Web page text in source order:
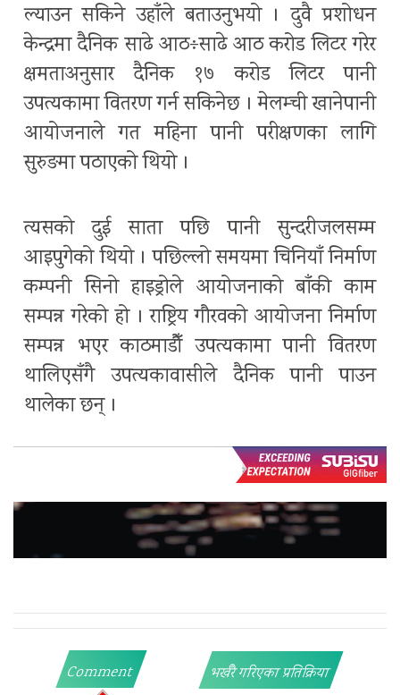
ल्याउन सकिने उहाँले बताउनुभयो । दुवै प्रशोधन
केन्द्रमा दैनिक साढे आठ÷साढे आठ करोड लिटर गरेर
क्षमताअनुसार दैनिक १७ करोड लिटर पानी
उपत्यकामा वितरण गर्न सकिनेछ । मेलम्ची खानेपानी
आयोजनाले गत महिना पानी परीक्षणका लागि
सुरुङमा पठाएको थियो ।
त्यसको दुई साता पछि पानी सुन्दरीजलसम्म
आइपुगेको थियो । पछिल्लो समयमा चिनियाँ निर्माण
कम्पनी सिनो हाइड्रोले आयोजनाको बाँकी काम
सम्पन्न गरेको हो । राष्ट्रिय गौरवको आयोजना निर्माण
सम्पन्न भएर काठमाडौँ उपत्यकामा पानी वितरण
थालिएसँगै उपत्यकावासीले दैनिक पानी पाउन
थालेका छन् ।
Comment भर्खरै गरिएका प्रतिक्रिया